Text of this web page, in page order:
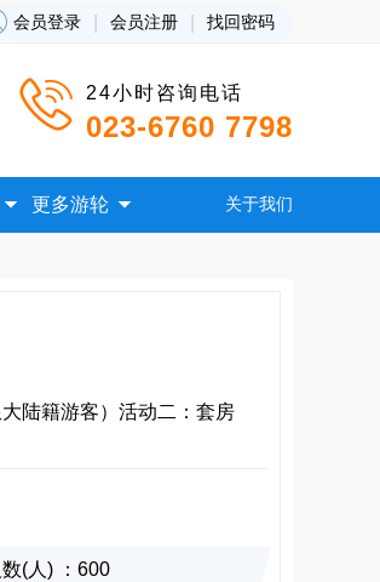
会员登录 会员注册 找回密码
 24小时咨询电话
023-6760 7798
 更多游轮  关于我们
陆籍游客）活动二：套房
(人) ：600